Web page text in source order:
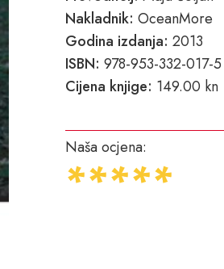
Nakladnik: OceanMore
Godina izdanja: 2013
ISBN: 978-953-332-017-5
Cijena knjige: 149.00 kn
Naša ocjena: